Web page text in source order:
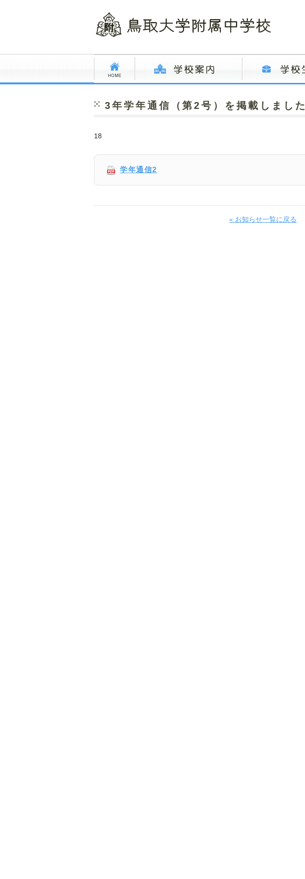
3年学年通信（第2号）を掲載しました
18
学年通信2
« お知らせ一覧に戻る